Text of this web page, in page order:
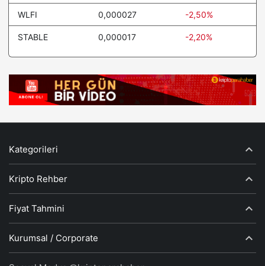
WLFI 0,000027 -2,50%
STABLE 0,000017 -2,20%
Kategorileri
Kripto Rehber
Fiyat Tahmini
Kurumsal / Corporate